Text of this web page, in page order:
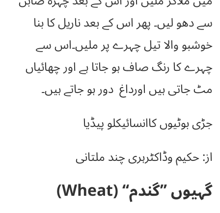
سے دھو لیں۔ پھر اس کے بعد ناریل کا بنا
خوشبو والا تیل چہرے پر ملیں۔اس سے
چہرے کا رنگ صاف ہو جاتا ہے اور چھائیاں
مٹ جاتی ہیں اورداغ دور ہو جاتے ہیں۔
جڑی بوٹیوں کاانسائیکلو پیڈیا
از: حکیم وڈاکٹرہری چند ملتانی
گہیوں ’’گندم‘‘ (Wheat)